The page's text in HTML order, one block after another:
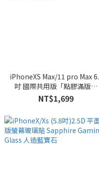
iPhoneXS Max/11 pro Max
吋 國際共用版「點膠滿版」
2.5D玻璃保護貼 Sapphire
Gaming Glass 人造藍寶石
NT$1,699